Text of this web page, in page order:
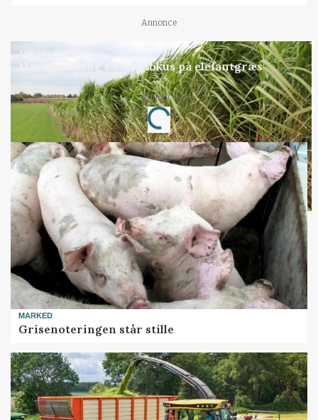
Annonce
ARRANGEMENT
Markvandring sætter fokus på elefantgræs
Annonce
Loading...
MARKED
Grisenoteringen står stille